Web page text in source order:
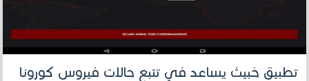
تطبيق خبيث يساعد في تتبع حالات فيروس كورونا